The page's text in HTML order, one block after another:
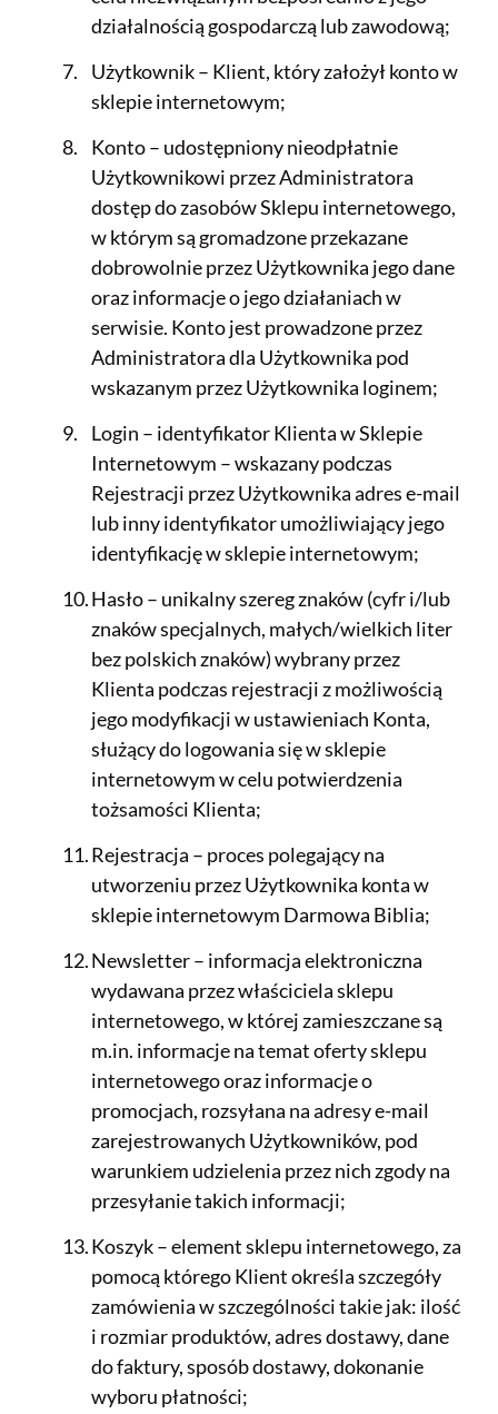
działalnością gospodarczą lub zawodową;
Użytkownik – Klient, który założył konto w
sklepie internetowym;
Konto – udostępniony nieodpłatnie
Użytkownikowi przez Administratora
dostęp do zasobów Sklepu internetowego,
w którym są gromadzone przekazane
dobrowolnie przez Użytkownika jego dane
oraz informacje o jego działaniach w
serwisie. Konto jest prowadzone przez
Administratora dla Użytkownika pod
wskazanym przez Użytkownika loginem;
Login – identyfikator Klienta w Sklepie
Internetowym – wskazany podczas
Rejestracji przez Użytkownika adres e-mail
lub inny identyfikator umożliwiający jego
identyfikację w sklepie internetowym;
Hasło – unikalny szereg znaków (cyfr i/lub
znaków specjalnych, małych/wielkich liter
bez polskich znaków) wybrany przez
Klienta podczas rejestracji z możliwością
jego modyfikacji w ustawieniach Konta,
służący do logowania się w sklepie
internetowym w celu potwierdzenia
tożsamości Klienta;
Rejestracja – proces polegający na
utworzeniu przez Użytkownika konta w
sklepie internetowym Darmowa Biblia;
Newsletter – informacja elektroniczna
wydawana przez właściciela sklepu
internetowego, w której zamieszczane są
m.in. informacje na temat oferty sklepu
internetowego oraz informacje o
promocjach, rozsyłana na adresy e-mail
zarejestrowanych Użytkowników, pod
warunkiem udzielenia przez nich zgody na
przesyłanie takich informacji;
Koszyk – element sklepu internetowego, za
pomocą którego Klient określa szczegóły
zamówienia w szczególności takie jak: ilość
i rozmiar produktów, adres dostawy, dane
do faktury, sposób dostawy, dokonanie
wyboru płatności;